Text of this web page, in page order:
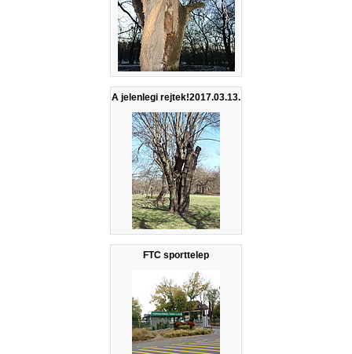
A jelenlegi rejtek!2017.03.13.
FTC sporttelep